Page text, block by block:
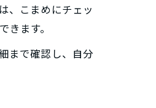
、こまめにチェッ
ます。
まで確認し、自分